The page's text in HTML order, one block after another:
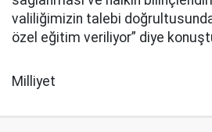
valiliğimizin talebi
özel eğitim veriliyor” diye
Milliyet